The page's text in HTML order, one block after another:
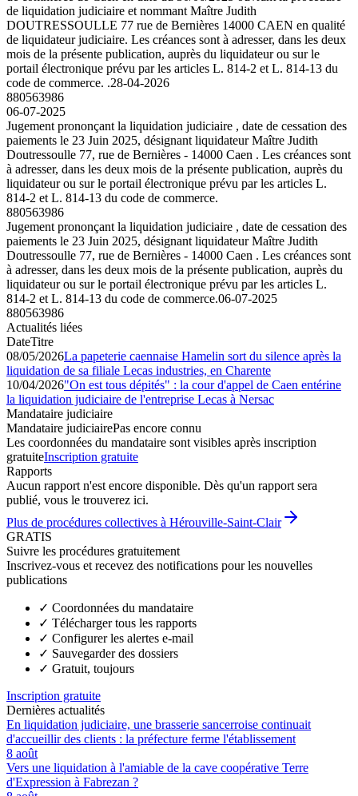
de liquidation judiciaire et nommant Maître Judith
DOUTRESSOULLE 77 rue de Bernières 14000 CAEN en qualité
de liquidateur judiciaire. Les créances sont à adresser, dans les deux
mois de la présente publication, auprès du liquidateur ou sur le
portail électronique prévu par les articles L. 814-2 et L. 814-13 du
code de commerce. .28-04-2026
880563986
06-07-2025
Jugement prononçant la liquidation judiciaire , date de cessation des
paiements le 23 Juin 2025, désignant liquidateur Maître Judith
Doutressoulle 77, rue de Bernières - 14000 Caen . Les créances sont
à adresser, dans les deux mois de la présente publication, auprès du
liquidateur ou sur le portail électronique prévu par les articles L.
814-2 et L. 814-13 du code de commerce.
880563986
Jugement prononçant la liquidation judiciaire , date de cessation des
paiements le 23 Juin 2025, désignant liquidateur Maître Judith
Doutressoulle 77, rue de Bernières - 14000 Caen . Les créances sont
à adresser, dans les deux mois de la présente publication, auprès du
liquidateur ou sur le portail électronique prévu par les articles L.
814-2 et L. 814-13 du code de commerce.06-07-2025
880563986
Actualités liées
DateTitre
08/05/2026La papeterie caennaise Hamelin sort du silence après la
liquidation de sa filiale Lecas industries, en Charente
10/04/2026"On est tous dépités" : la cour d'appel de Caen entérine
la liquidation judiciaire de l'entreprise Lecas à Nersac
Mandataire judiciaire
Mandataire judiciairePas encore connu
Les coordonnées du mandataire sont visibles après inscription
gratuiteInscription gratuite
Rapports
Aucun rapport n'est encore disponible. Dès qu'un rapport sera
publié, vous le trouverez ici.
Plus de procédures collectives à Hérouville-Saint-Clair
GRATIS
Suivre les procédures gratuitement
Inscrivez-vous et recevez des notifications pour les nouvelles
publications
✓ Coordonnées du mandataire
✓ Télécharger tous les rapports
✓ Configurer les alertes e-mail
✓ Sauvegarder des dossiers
✓ Gratuit, toujours
Inscription gratuite
Dernières actualités
En liquidation judiciaire, une brasserie sancerroise continuait
d'accueillir des clients : la préfecture ferme l'établissement
8 août
Vers une liquidation à l'amiable de la cave coopérative Terre
d'Expression à Fabrezan ?